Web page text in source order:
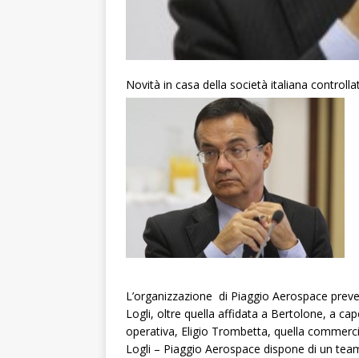
Novità in casa della società italiana
L’organizzazione di Piaggio Aerospace
Logli, oltre quella affidata a Bertolone, a
operativa, Eligio Trombetta, quella
Logli – Piaggio Aerospace dispone di un